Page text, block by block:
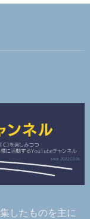
したものを主に